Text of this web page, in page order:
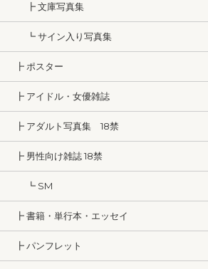
┣ 文庫写真集
┗ サイン入り写真集
┣ ポスター
┣ アイドル・女優雑誌
┣ アダルト写真集 18禁
┣ 男性向け雑誌 18禁
┗ SM
┣ 書籍・単行本・エッセイ
┣ パンフレット